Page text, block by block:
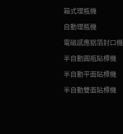
箱式理瓶機
自動理瓶機
電磁感應鋁箔封口機
半自動圓瓶貼標機
半自動平面貼標機
半自動雙面貼標機